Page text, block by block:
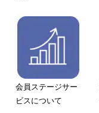
会員ステージサー
ビスについて